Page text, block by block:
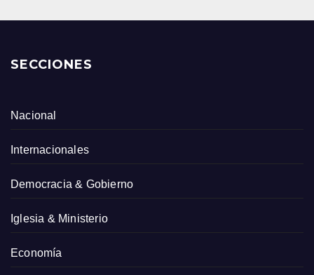
SECCIONES
Nacional
Internacionales
Democracia & Gobierno
Iglesia & Ministerio
Economía